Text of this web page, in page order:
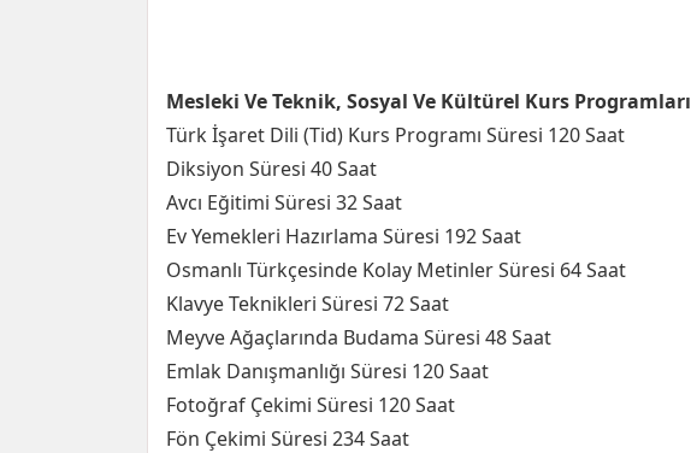
Mesleki Ve Teknik, Sosyal Ve Kültürel Kurs Programları
Türk İşaret Dili (Tid) Kurs Programı Süresi 120 Saat
Diksiyon Süresi 40 Saat
Avcı Eğitimi Süresi 32 Saat
Ev Yemekleri Hazırlama Süresi 192 Saat
Osmanlı Türkçesinde Kolay Metinler Süresi 64 Saat
Klavye Teknikleri Süresi 72 Saat
Meyve Ağaçlarında Budama Süresi 48 Saat
Emlak Danışmanlığı Süresi 120 Saat
Fotoğraf Çekimi Süresi 120 Saat
Fön Çekimi Süresi 234 Saat